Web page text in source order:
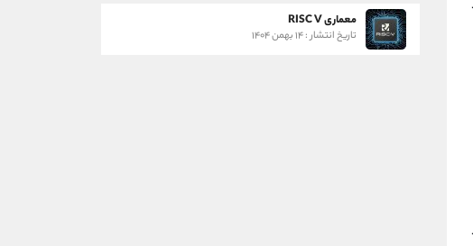
معماری RISC V
تاریخ انتشار : ۱۴ بهمن ۱۴۰۴